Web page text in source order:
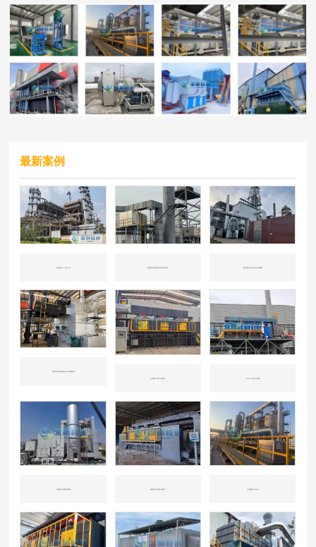
最新案例
山东东营——化工企业 国内知名冶炼企业CO催化剂处理 国内知名石化企业CO处理案例